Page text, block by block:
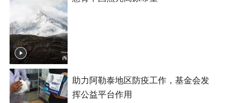
助力阿勒泰地区防疫工作，基金会发
挥公益平台作用